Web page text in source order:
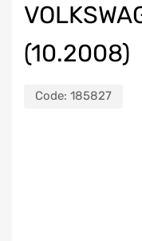
(10.2008)
Code: 185827